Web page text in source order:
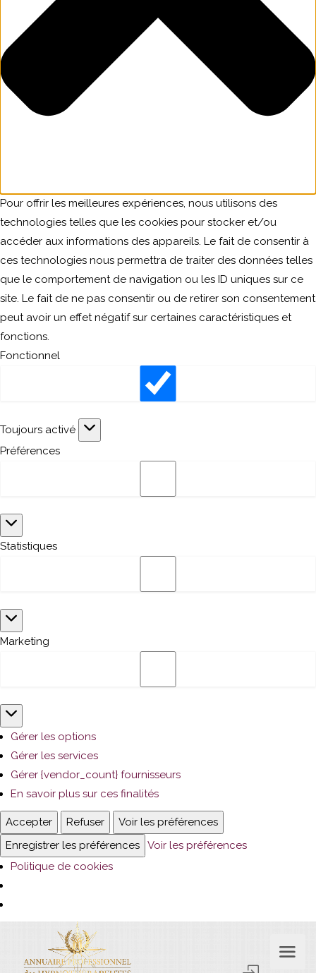
Pour offrir les meilleures expériences, nous utilisons des
technologies telles que les cookies pour stocker et/ou
accéder aux informations des appareils. Le fait de consentir à
ces technologies nous permettra de traiter des données telles
que le comportement de navigation ou les ID uniques sur ce
site. Le fait de ne pas consentir ou de retirer son consentement
peut avoir un effet négatif sur certaines caractéristiques et
fonctions.
Fonctionnel
Fonctionnel
Toujours activé
Préférences
Préférences
Statistiques
Statistiques
Marketing
Marketing
Gérer les options
Gérer les services
Gérer {vendor_count} fournisseurs
En savoir plus sur ces finalités
Accepter Refuser
Voir les préférences
Enregistrer les préférences
Voir les préférences
Politique de cookies